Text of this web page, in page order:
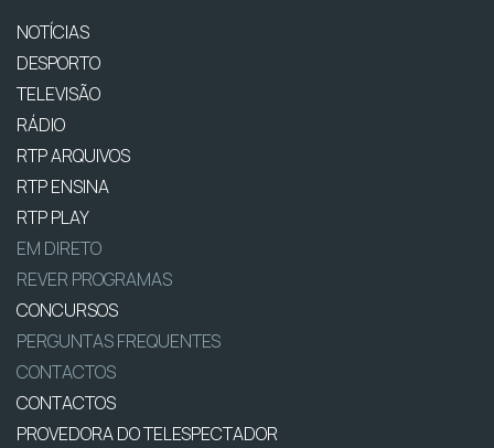
NOTÍCIAS
DESPORTO
TELEVISÃO
RÁDIO
RTP ARQUIVOS
RTP ENSINA
RTP PLAY
EM DIRETO
REVER PROGRAMAS
CONCURSOS
PERGUNTAS FREQUENTES
CONTACTOS
CONTACTOS
PROVEDORA DO TELESPECTADOR